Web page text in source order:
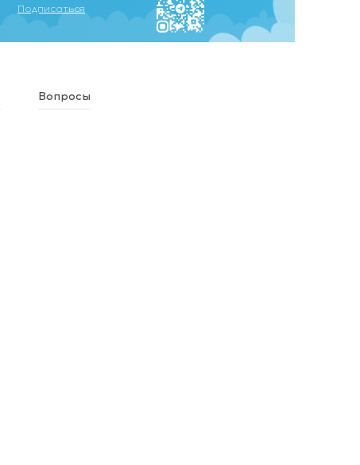
Подписаться
Вопросы